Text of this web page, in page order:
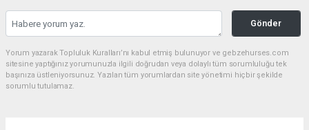
Gönder
Yorum yazarak Topluluk Kuralları’nı kabul etmiş bulunuyor ve gebzehurses.com
sitesine yaptığınız yorumunuzla ilgili doğrudan veya dolaylı tüm sorumluluğu tek
başınıza üstleniyorsunuz. Yazılan tüm yorumlardan site yönetimi hiçbir şekilde
sorumlu tutulamaz.